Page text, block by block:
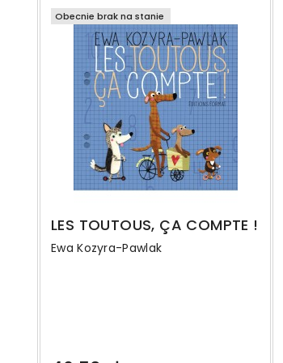
Obecnie brak na stanie
LES TOUTOUS, ÇA COMPTE !
Ewa Kozyra-Pawlak